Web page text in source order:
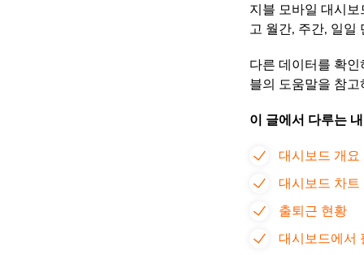
지블 모바일 대시
고 월간, 주간, 일일
다른 데이터를 확
블의 도움말을 참고
이 글에서 다루는
대시보드 개요
대시보드 차트
출퇴근 현황
대시보드에서